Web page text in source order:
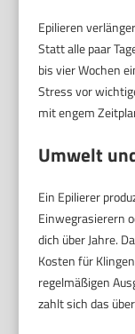
Epilieren
Statt alle paar
bis vier Wochen
Stress vor
mit engem
Umwelt
Ein Epilierer
Einwegrasierern
dich über Jahre.
Kosten für
regelmäßigen
zahlt sich das